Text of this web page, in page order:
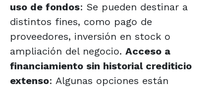
uso de fondos: Se pueden destinar a
distintos fines, como pago de
proveedores, inversión en stock o
ampliación del negocio. Acceso a
financiamiento sin historial crediticio
extenso: Algunas opciones están